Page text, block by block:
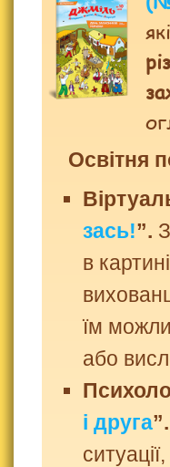
Освітня
зась!”.
в
їм
або
і друга”.